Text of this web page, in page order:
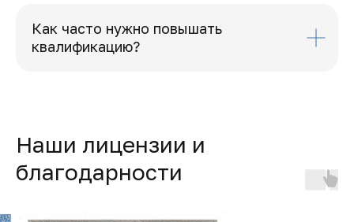
Как часто нужно повышать
квалификацию?
Наши лицензии и
благодарности